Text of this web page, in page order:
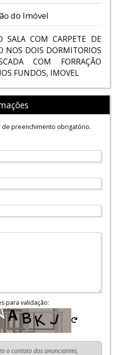
do Imóvel
SALA COM CARPETE DE
NOS DOIS DORMITORIOS
COM FORRAÇÃO
FUNDOS, IMOVEL
preenchimento obrigatório.
para validação:
o contato dos anunciantes,